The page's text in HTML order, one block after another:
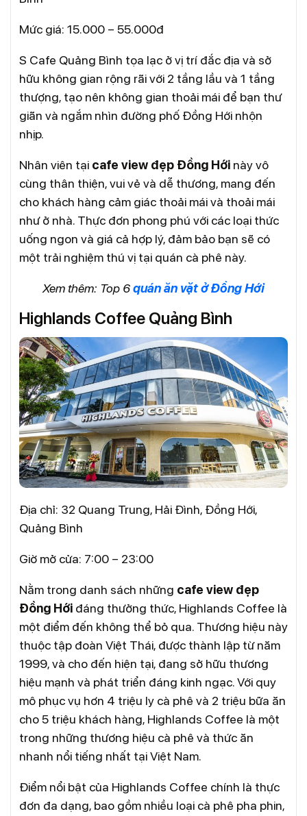
Mức giá: 15.000 – 55.000đ
S Cafe Quảng Bình tọa lạc ở vị trí đắc địa và sở
hữu không gian rộng rãi với 2 tầng lầu và 1 tầng
thượng, tạo nên không gian thoải mái để bạn thư
giãn và ngắm nhìn đường phố Đồng Hới nhộn
nhịp.
Nhân viên tại cafe view đẹp Đồng Hới này vô
cùng thân thiện, vui vẻ và dễ thương, mang đến
cho khách hàng cảm giác thoải mái và thoải mái
như ở nhà. Thực đơn phong phú với các loại thức
uống ngon và giá cả hợp lý, đảm bảo bạn sẽ có
một trải nghiệm thú vị tại quán cà phê này.
Xem thêm: Top 6quán ăn vặt ở Đồng Hới
Highlands Coffee Quảng Bình
Địa chỉ: 32 Quang Trung, Hải Đình, Đồng Hới,
Quảng Bình
Giờ mở cửa: 7:00 – 23:00
Nằm trong danh sách những cafe view đẹp
Đồng Hới đáng thưởng thức, Highlands Coffee là
một điểm đến không thể bỏ qua. Thương hiệu này
thuộc tập đoàn Việt Thái, được thành lập từ năm
1999, và cho đến hiện tại, đang sở hữu thương
hiệu mạnh và phát triển đáng kinh ngạc. Với quy
mô phục vụ hơn 4 triệu ly cà phê và 2 triệu bữa ăn
cho 5 triệu khách hàng, Highlands Coffee là một
trong những thương hiệu cà phê và thức ăn
nhanh nổi tiếng nhất tại Việt Nam.
Điểm nổi bật của Highlands Coffee chính là thực
đơn đa dạng, bao gồm nhiều loại cà phê pha phin,